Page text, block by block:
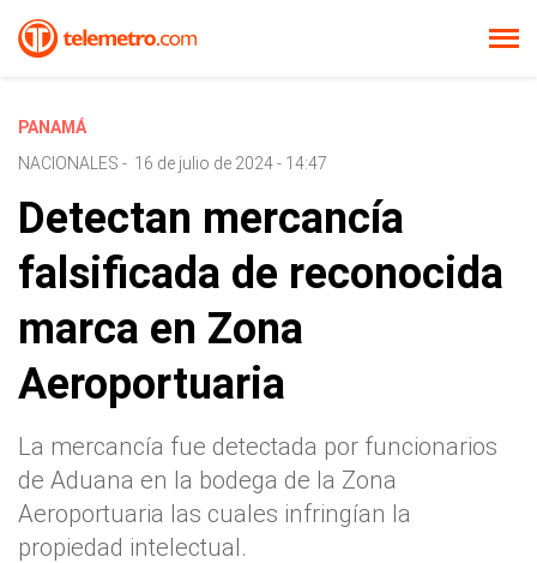
PANAMÁ
NACIONALES - 16 de julio de 2024 - 14:47
Detectan mercancía
falsificada de reconocida
marca en Zona
Aeroportuaria
La mercancía fue detectada por funcionarios
de Aduana en la bodega de la Zona
Aeroportuaria las cuales infringían la
propiedad intelectual.